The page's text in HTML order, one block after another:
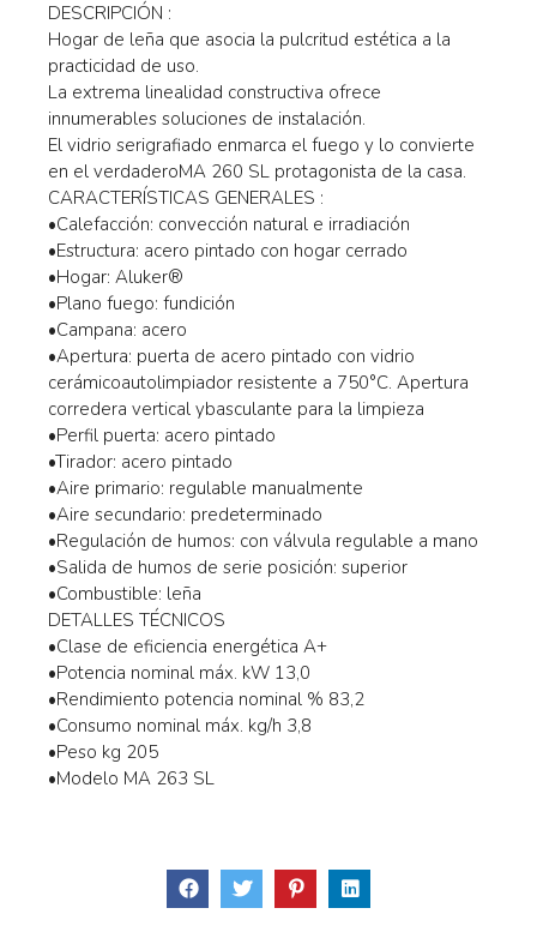
DESCRIPCIÓN :
Hogar de leña que asocia la pulcritud estética a la
practicidad de uso.
La extrema linealidad constructiva ofrece
innumerables soluciones de instalación.
El vidrio serigrafiado enmarca el fuego y lo convierte
en el verdaderoMA 260 SL protagonista de la casa.
CARACTERÍSTICAS GENERALES :
•Calefacción: convección natural e irradiación
•Estructura: acero pintado con hogar cerrado
•Hogar: Aluker®
•Plano fuego: fundición
•Campana: acero
•Apertura: puerta de acero pintado con vidrio
cerámicoautolimpiador resistente a 750°C. Apertura
corredera vertical ybasculante para la limpieza
•Perfil puerta: acero pintado
•Tirador: acero pintado
•Aire primario: regulable manualmente
•Aire secundario: predeterminado
•Regulación de humos: con válvula regulable a mano
•Salida de humos de serie posición: superior
•Combustible: leña
DETALLES TÉCNICOS
•Clase de eficiencia energética A+
•Potencia nominal máx. kW 13,0
•Rendimiento potencia nominal % 83,2
•Consumo nominal máx. kg/h 3,8
•Peso kg 205
•Modelo MA 263 SL